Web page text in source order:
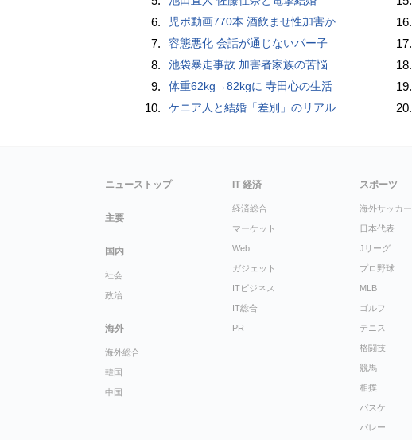
6. 児ポ動画770本 酒飲ませ性加害か
7. 容態悪化 会話が通じないパー子
8. 池袋暴走事故 加害者家族の苦悩
9. 体重62kg→82kgに 寺田心の生活
10. ケニア人と結婚「差別」のリアル
16.
17.
18.
19.
20.
ニューストップ
主要
国内
社会
政治
海外
海外総合
韓国
中国
IT 経済
経済総合
マーケット
Web
ガジェット
ITビジネス
IT総合
PR
スポーツ
海外サッカー
日本代表
Jリーグ
プロ野球
MLB
ゴルフ
テニス
格闘技
競馬
相撲
バスケ
バレー